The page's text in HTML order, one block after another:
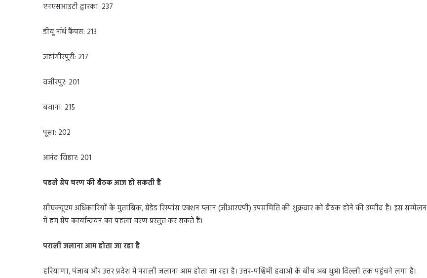
एनएसआइटी द्वारका: 237
डीयू नॉर्थ कैंपस: 213
जहांगीरपुरी: 217
वजीरपुर: 201
बवाना: 215
पूसा: 202
आनंद विहार: 201
पहले ग्रेप चरण की बैठक आज हो सकती है
सीएक्यूएम अधिकारियों के मुताबिक, ग्रेडेड रिस्पांस एक्शन प्लान (जीआरएपी) उपसमिति की शुक्रवार को बैठक होने की उम्मीद है। इस सम्मेलन
में हम ग्रेप कार्यान्वयन का पहला चरण प्रस्तुत कर सकते हैं।
पराली जलाना आम होता जा रहा है
हरियाणा, पंजाब और उत्तर प्रदेश में पराली जलाना आम होता जा रहा है। उत्तर-पश्चिमी हवाओं के बीच अब धुआं दिल्ली तक पहुंचने लगा है।